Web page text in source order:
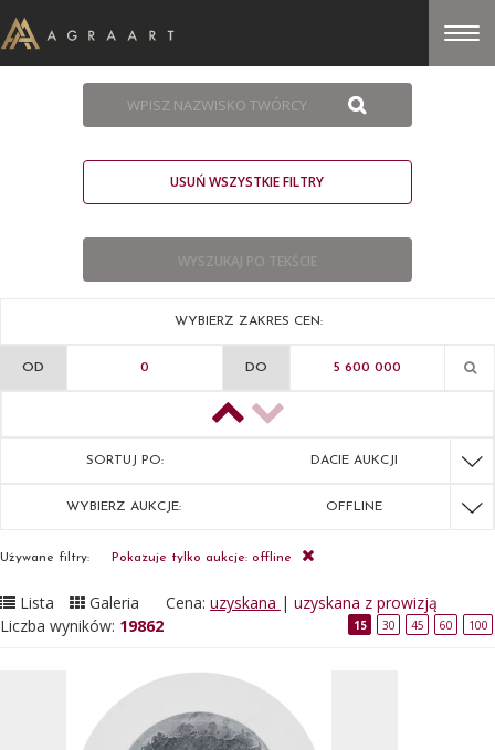
USUŃ WSZYSTKIE FILTRY
WYBIERZ ZAKRES CEN:
OD DO
SORTUJ PO: DACIE AUKCJI
WYBIERZ AUKCJE: OFFLINE
Używane filtry: Pokazuje tylko aukcje: offline
Lista Galeria Cena: uzyskana | uzyskana z prowizją
Liczba wyników: 19862 15 30 45 60 100